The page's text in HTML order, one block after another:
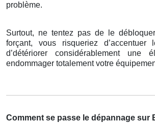
problème.
Surtout, ne tentez pas de le
forçant, vous risqueriez d’accentuer
d’détériorer considérablement une
endommager totalement votre
Comment se passe le dépannage sur